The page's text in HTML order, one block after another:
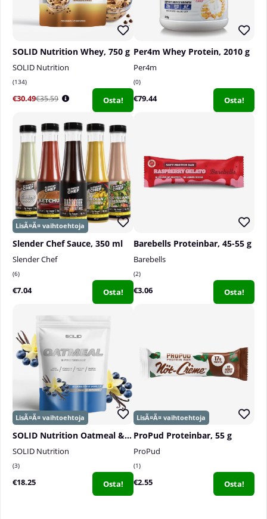
SOLID Nutrition Whey, 750 g
SOLID Nutrition
134
€30.49€35.59 Osta!
Per4m Whey Protein, 2010 g
Per4m
0
€79.44 Osta!
Slender Chef Sauce, 350 ml
Slender Chef
6
€7.04 Osta!
Barebells Proteinbar, 45-55 g
Barebells
2
€3.06 Osta!
SOLID Nutrition Oatmeal & Protein Mix, 750 g
SOLID Nutrition
3
€18.25 Osta!
ProPud Proteinbar, 55 g
ProPud
1
€2.55 Osta!